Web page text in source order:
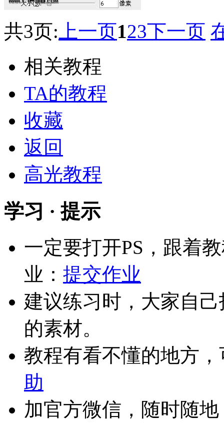
共3页: 上一页123下一页
相关教程
TA的教程
收藏
返回
高光教程
学习 · 提示
一定要打开PS，跟着
业： 提交作业
建议练习时，大家自
的素材。
教程有看不懂的地方
助
加官方微信，随时随